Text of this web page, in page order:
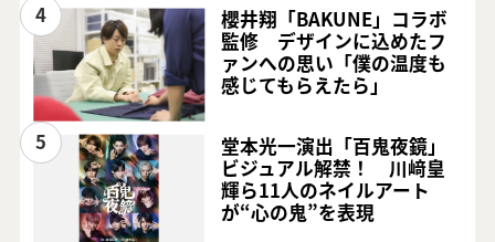
4
櫻井翔「BAKUNE」コラボ
監修 デザインに込めたフ
ァンへの思い「僕の温度も
感じてもらえたら」
5
堂本光一演出「百鬼夜鏡」
ビジュアル解禁！ 川﨑皇
輝ら11人のネイルアート
が“心の鬼”を表現